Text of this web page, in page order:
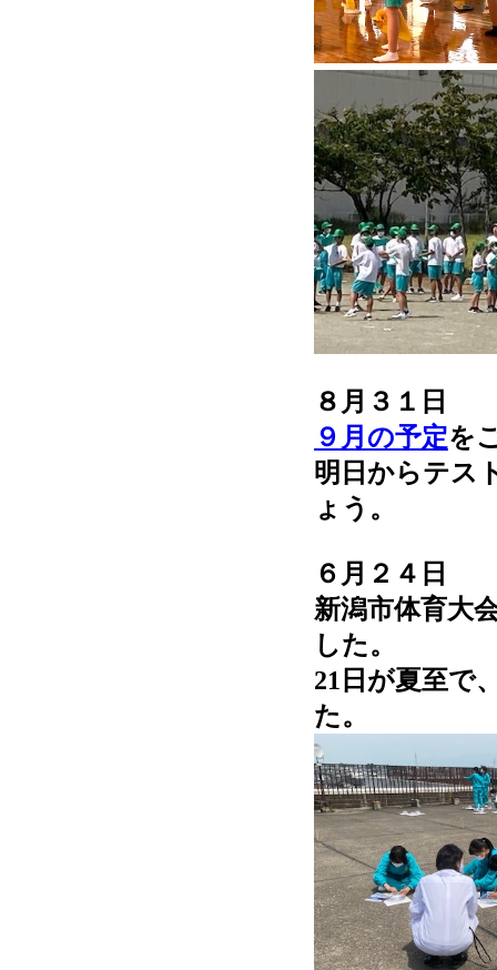
８月３１日
９月の予定を
明日からテス
ょう。
６月２４日
新潟市体育大
した。
21日が夏至で
た。